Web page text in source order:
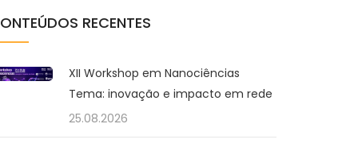
RECENTES
XII Workshop em Nanociências
Tema: inovação e impacto em rede
25.08.2026